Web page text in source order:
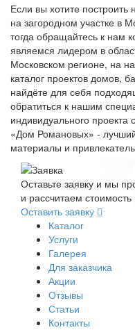
Если вы хотите
на загородном участке в
тогда обращайтесь к
являемся лидером в
Московском регионе, на
каталог проектов домов,
найдёте для себя
обратиться к нашим
индивидуального
«Дом Романовых» -
материалы и
Оставьте заявку и мы
и рассчитаем
Оставить заявку
Каталог
Услуги
Галерея
Для заказчика
Акции
Отзывы
Статьи
Контакты